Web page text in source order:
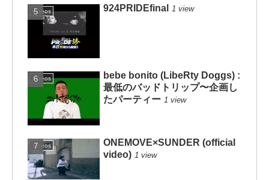
Videos 924PRIDEfinal 1 view
Videos
bebe bonito (LibeRty Doggs) :
最低のバッドトリップ〜企画し
たパーティー 1 view
Videos
ONEMOVE×SUNDER (official
video) 1 view